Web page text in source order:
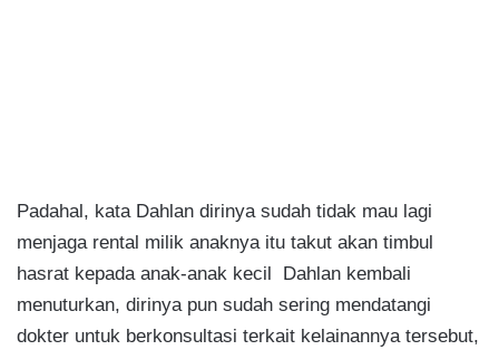
Padahal, kata Dahlan dirinya sudah tidak mau lagi
menjaga rental milik anaknya itu takut akan timbul
hasrat kepada anak-anak kecil Dahlan kembali
menuturkan, dirinya pun sudah sering mendatangi
dokter untuk berkonsultasi terkait kelainannya tersebut,